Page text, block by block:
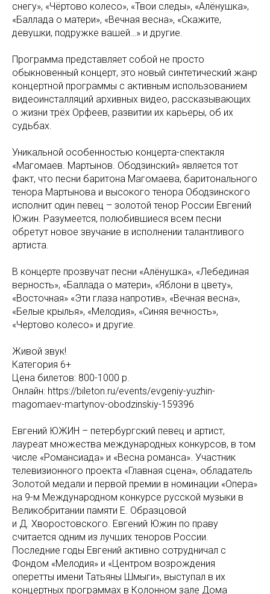
снегу», «Чёртово колесо», «Твои следы», «Алёнушка»,
«Баллада о матери», «Вечная весна», «Скажите,
девушки, подружке вашей…» и другие.
Программа представляет собой не просто
обыкновенный концерт, это новый синтетический жанр
концертной программы с активным использованием
видеоинсталляций архивных видео, рассказывающих
о жизни трёх Орфеев, развитии их карьеры, об их
судьбах.
Уникальной особенностью концерта-спектакля
«Магомаев. Мартынов. Ободзинский» является тот
факт, что песни баритона Магомаева, баритонального
тенора Мартынова и высокого тенора Ободзинского
исполнит один певец – золотой тенор России Евгений
Южин. Разумеется, полюбившиеся всем песни
обретут новое звучание в исполнении талантливого
артиста.
В концерте прозвучат песни «Алёнушка», «Лебединая
верность», «Баллада о матери», «Яблони в цвету»,
«Восточная» «Эти глаза напротив», «Вечная весна»,
«Белые крылья», «Мелодия», «Синяя вечность»,
«Чертово колесо» и другие.
Живой звук!
Категория 6+
Цена билетов: 800-1000 р.
Онлайн: https://bileton.ru/events/evgeniy-yuzhin-
magomaev-martynov-obodzinskiy-159396
Евгений ЮЖИН – петербургский певец и артист,
лауреат множества международных конкурсов, в том
числе «Романсиада» и «Весна романса». Участник
телевизионного проекта «Главная сцена», обладатель
Золотой медали и первой премии в номинации «Опера»
на 9-м Международном конкурсе русской музыки в
Великобритании памяти Е. Образцовой
и Д. Хворостовского. Евгений Южин по праву
считается одним из лучших теноров России.
Последние годы Евгений активно сотрудничал с
Фондом «Мелодия» и «Центром возрождения
оперетты имени Татьяны Шмыги», выступал в их
концертных программах в Колонном зале Дома